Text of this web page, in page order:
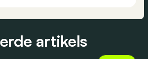
artikels